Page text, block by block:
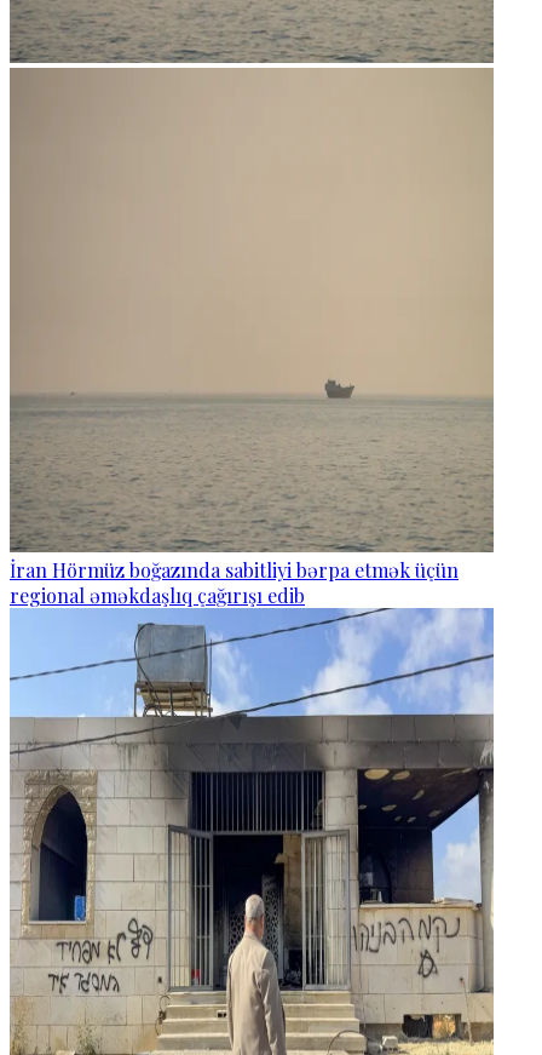
İran Hörmüz boğazında sabitliyi bərpa etmək üçün
regional əməkdaşlıq çağırışı edib